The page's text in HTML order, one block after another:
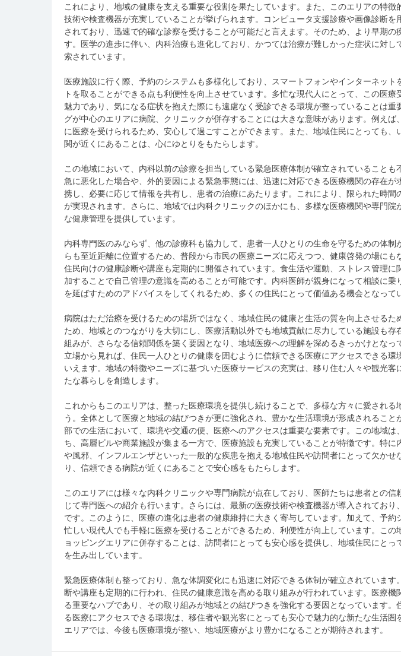
これにより、地域の健康を支える重要な役割を果たしています。また、このエリアの特徴
技術や検査機器が充実していることが挙げられます。コンピュータ支援診療や画像診断を
されており、迅速で的確な診察を受けることが可能だと言えます。そのため、より早期の
す。医学の進歩に伴い、内科治療も進化しており、かつては治療が難しかった症状に対し
索されています。
医療施設に行く際、予約のシステムも多様化しており、スマートフォンやインターネット
トを取ることができる点も利便性を向上させています。多忙な現代人にとって、この医療
魅力であり、気になる症状を抱えた際にも遠慮なく受診できる環境が整っていることは重
グが中心のエリアに病院、クリニックが併存することには大きな意味があります。例えば
に医療を受けられるため、安心して過ごすことができます。また、地域住民にとっても、
関が近くにあることは、心にゆとりをもたらします。
この地域において、内科以前の診療を担当している緊急医療体制が確立されていることも
急に悪化した場合や、外的要因による緊急事態には、迅速に対応できる医療機関の存在が
携し、必要に応じて情報を共有し、患者の治療にあたります。これにより、限られた時間
が実現されます。さらに、地域では内科クリニックのほかにも、多様な医療機関や専門院
な健康管理を提供しています。
内科専門医のみならず、他の診療科も協力して、患者一人ひとりの生命を守るための体制
らも至近距離に位置するため、普段から市民の医療ニーズに応えつつ、健康啓発の場にも
住民向けの健康診断や講座も定期的に開催されています。食生活や運動、ストレス管理に
加することで自己管理の意識を高めることが可能です。内科医師が親身になって相談に乗
を延ばすためのアドバイスをしてくれるため、多くの住民にとって価値ある機会となって
病院はただ治療を受けるための場所ではなく、地域住民の健康と生活の質を向上させるた
ため、地域とのつながりを大切にし、医療活動以外でも地域貢献に尽力している施設も存
組みが、さらなる信頼関係を築く要因となり、地域医療への理解を深めるきっかけとなっ
立場から見れば、住民一人ひとりの健康を囲むように信頼できる医療にアクセスできる環
いえます。地域の特徴やニーズに基づいた医療サービスの充実は、移り住む人々や観光客
たな暮らしを創造します。
これからもこのエリアは、整った医療環境を提供し続けることで、多様な方々に愛される
う。全体として医療と地域の結びつきが更に強化され、豊かな生活環境が形成されること
部での生活において、環境や交通の便、医療へのアクセスは重要な要素です。この地域は
ち、高層ビルや商業施設が集まる一方で、医療施設も充実していることが特徴です。特に
や風邪、インフルエンザといった一般的な疾患を抱える地域住民や訪問者にとって欠かせ
り、信頼できる病院が近くにあることで安心感をもたらします。
このエリアには様々な内科クリニックや専門病院が点在しており、医師たちは患者との信
じて専門医への紹介も行います。さらには、最新の医療技術や検査機器が導入されており
です。このように、医療の進化は患者の健康維持に大きく寄与しています。加えて、予約
忙しい現代人でも手軽に医療を受けることができるため、利便性が向上しています。この
ョッピングエリアに併存することは、訪問者にとっても安心感を提供し、地域住民にとっ
を生み出しています。
緊急医療体制も整っており、急な体調変化にも迅速に対応できる体制が確立されています
断や講座も定期的に行われ、住民の健康意識を高める取り組みが行われています。医療機
る重要なハブであり、その取り組みが地域との結びつきを強化する要因となっています。
る医療にアクセスできる環境は、移住者や観光客にとっても安心で魅力的な新たな生活圏
エリアでは、今後も医療環境が整い、地域医療がより豊かになることが期待されます。